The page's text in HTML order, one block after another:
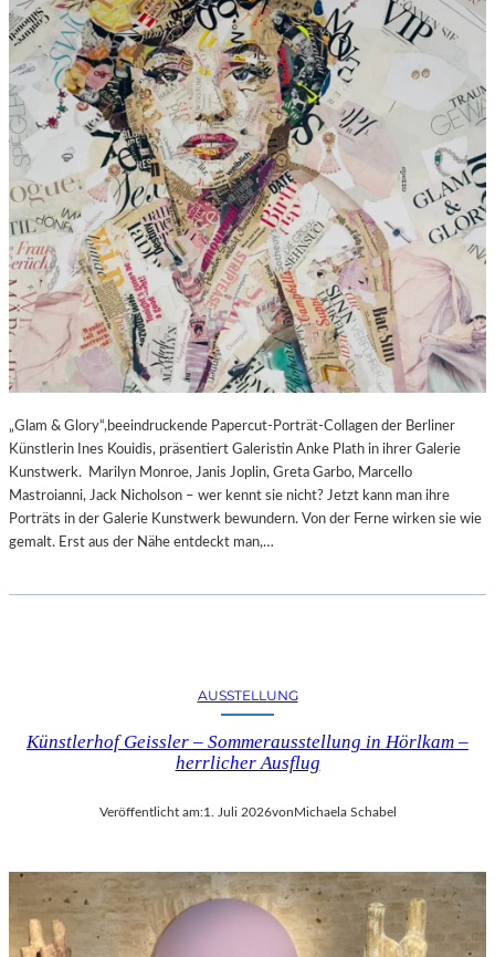
„Glam & Glory“,beeindruckende Papercut-Porträt-Collagen der Berliner
Künstlerin Ines Kouidis, präsentiert Galeristin Anke Plath in ihrer Galerie
Kunstwerk. Marilyn Monroe, Janis Joplin, Greta Garbo, Marcello
Mastroianni, Jack Nicholson – wer kennt sie nicht? Jetzt kann man ihre
Porträts in der Galerie Kunstwerk bewundern. Von der Ferne wirken sie wie
gemalt. Erst aus der Nähe entdeckt man,…
AUSSTELLUNG
Künstlerhof Geissler – Sommerausstellung in Hörlkam –
herrlicher Ausflug
Veröffentlicht am:1. Juli 2026vonMichaela Schabel